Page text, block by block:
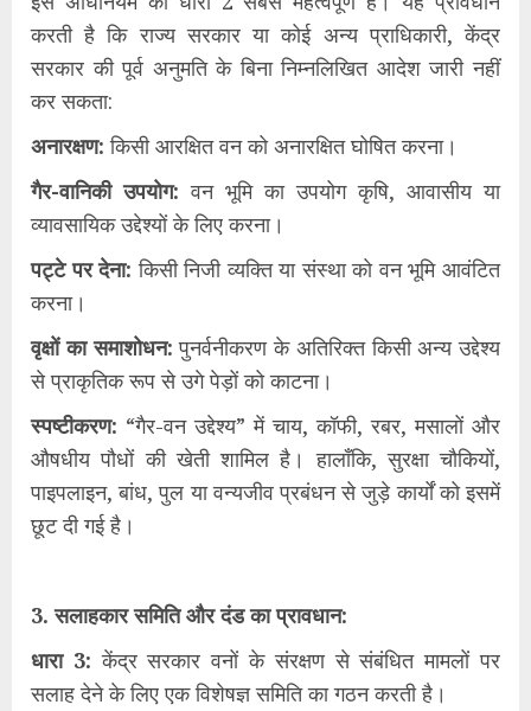
करती है कि राज्य सरकार या कोई अन्य प्राधिकारी, केंद्र
सरकार की पूर्व अनुमति के बिना निम्नलिखित आदेश जारी नहीं
कर सकता:
​अनारक्षण: किसी आरक्षित वन को अनारक्षित घोषित करना।
​गैर-वानिकी उपयोग: वन भूमि का उपयोग कृषि, आवासीय या
व्यावसायिक उद्देश्यों के लिए करना।
​पट्टे पर देना: किसी निजी व्यक्ति या संस्था को वन भूमि आवंटित
करना।
​वृक्षों का समाशोधन: पुनर्वनीकरण के अतिरिक्त किसी अन्य उद्देश्य
से प्राकृतिक रूप से उगे पेड़ों को काटना।
​स्पष्टीकरण: “गैर-वन उद्देश्य” में चाय, कॉफी, रबर, मसालों और
औषधीय पौधों की खेती शामिल है। हालाँकि, सुरक्षा चौकियों,
पाइपलाइन, बांध, पुल या वन्यजीव प्रबंधन से जुड़े कार्यों को इसमें
छूट दी गई है।
​3. सलाहकार समिति और दंड का प्रावधान:
​धारा 3: केंद्र सरकार वनों के संरक्षण से संबंधित मामलों पर
सलाह देने के लिए एक विशेषज्ञ समिति का गठन करती है।